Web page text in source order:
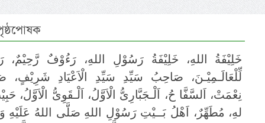
خَلِيْفَةُ اللهِ، خَلِيْفَةُ رَسُوْلِ اللهِ، رَءُوْفٌ رَّحِيْمٌ،
لِّلْعَالَـمِيْـنَ، صَاحِبُ سَيِّدِ سَيِّدِ الْاَعْيَادِ شَرِيْفٍ،
نِعْمَتْ، اَلسَّفَّا حُ، اَلْـجَبَّارِىُّ الْاَوَّلُ، اَلْـقَوِىُّ الْاَوَّلُ،
لهِ، مُطَهِّرٌ، اَهْلُ بَــيْتِ رَسُوْلِ اللهِ صَلَّى اللهُ عَلَيْهِ